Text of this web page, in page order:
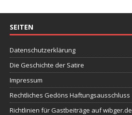
SEITEN
Datenschutzerklärung
Die Geschichte der Satire
Impressum
Rechtliches Gedöns Haftungsausschluss
Richtlinien für Gastbeiträge auf wibger.de